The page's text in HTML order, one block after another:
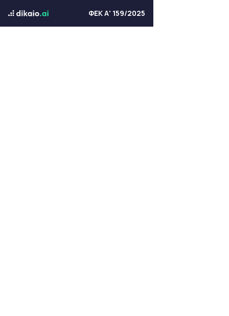
ΦΕΚ Α' 159/2025